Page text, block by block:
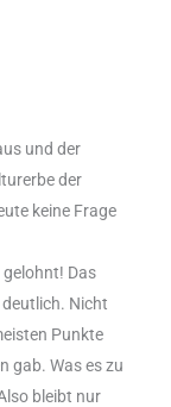
und der
der
keine Frage
Das
Nicht
Punkte
gab. Was es zu
bleibt nur